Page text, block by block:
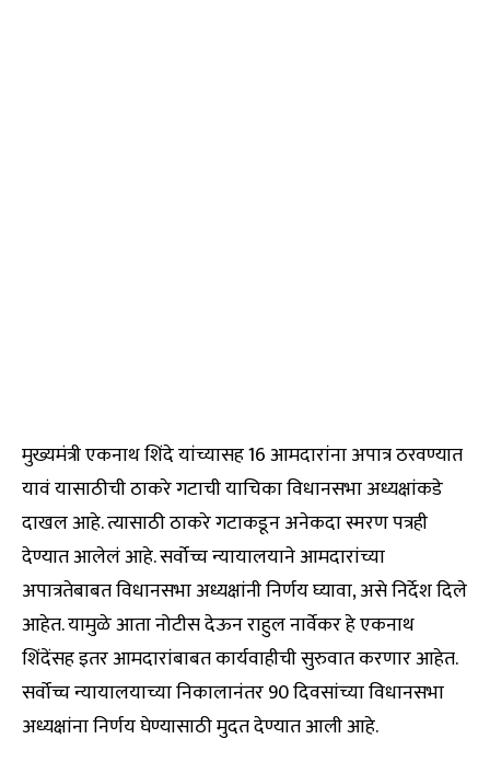
मुख्यमंत्री एकनाथ शिंदे यांच्यासह 16 आमदारांना अपात्र ठरवण्यात
यावं यासाठीची ठाकरे गटाची याचिका विधानसभा अध्यक्षांकडे
दाखल आहे. त्यासाठी ठाकरे गटाकडून अनेकदा स्मरण पत्रही
देण्यात आलेलं आहे. सर्वोच्च न्यायालयाने आमदारांच्या
अपात्रतेबाबत विधानसभा अध्यक्षांनी निर्णय घ्यावा, असे निर्देश दिले
आहेत. यामुळे आता नोटीस देऊन राहुल नार्वेकर हे एकनाथ
शिंदेंसह इतर आमदारांबाबत कार्यवाहीची सुरुवात करणार आहेत.
सर्वोच्च न्यायालयाच्या निकालानंतर 90 दिवसांच्या विधानसभा
अध्यक्षांना निर्णय घेण्यासाठी मुदत देण्यात आली आहे.